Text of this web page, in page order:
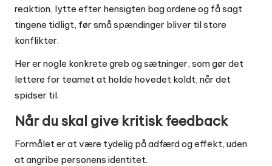
reaktion, lytte efter hensigten bag ordene og få sagt
tingene tidligt, før små spændinger bliver til store
konflikter.
Her er nogle konkrete greb og sætninger, som gør det
lettere for teamet at holde hovedet koldt, når det
spidser til.
Når du skal give kritisk feedback
Formålet er at være tydelig på adfærd og effekt, uden
at angribe personens identitet.